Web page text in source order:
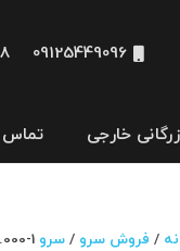
09125449096 8 صبح تا 10 شب
خارجی تماس
/ فروش سرو / سرو B&R 1